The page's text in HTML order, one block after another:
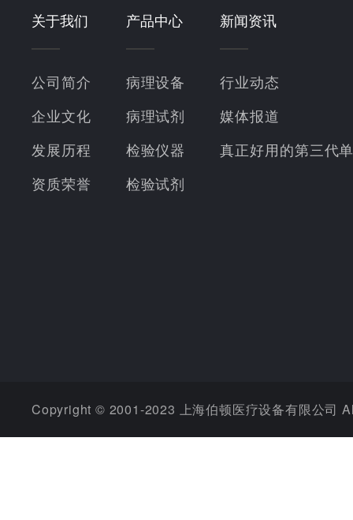
关于我们
公司简介
企业文化
发展历程
资质荣誉
产品中心
病理设备
病理试剂
检验仪器
检验试剂
新闻资讯
行业动态
媒体报道
真正好用的第三代
Copyright © 2001-2023 上海伯顿医疗设备有限公